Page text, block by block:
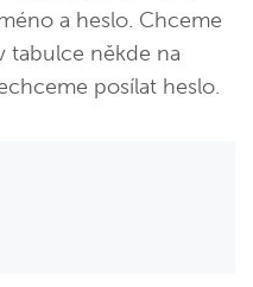
a heslo. Chceme
tabulce někde na
posílat heslo.